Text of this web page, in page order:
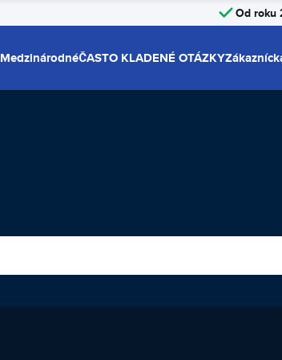
Od roku
MedzinárodnéČASTO KLADENÉ OTÁZKY